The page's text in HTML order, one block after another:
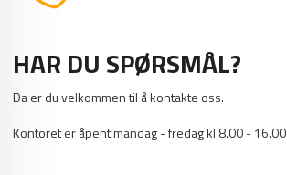
HAR DU SPØRSMÅL?
Da er du velkommen til å kontakte oss.
Kontoret er åpent mandag - fredag kl 8.00 - 16.00